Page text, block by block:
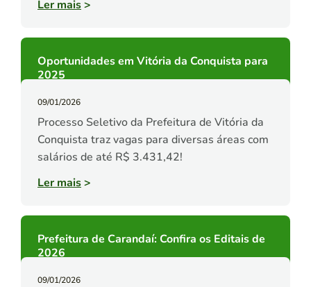
Ler mais>
Oportunidades em Vitória da Conquista para
2025
09/01/2026
Processo Seletivo da Prefeitura de Vitória da
Conquista traz vagas para diversas áreas com
salários de até R$ 3.431,42!
Ler mais>
Prefeitura de Carandaí: Confira os Editais de
2026
09/01/2026